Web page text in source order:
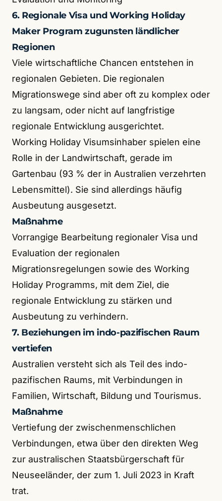
6. Regionale Visa und Working Holiday
Maker Program zugunsten ländlicher
Regionen
Viele wirtschaftliche Chancen entstehen in
regionalen Gebieten. Die regionalen
Migrationswege sind aber oft zu komplex oder
zu langsam, oder nicht auf langfristige
regionale Entwicklung ausgerichtet.
Working Holiday Visumsinhaber spielen eine
Rolle in der Landwirtschaft, gerade im
Gartenbau (93 % der in Australien verzehrten
Lebensmittel). Sie sind allerdings häufig
Ausbeutung ausgesetzt.
Maßnahme
Vorrangige Bearbeitung regionaler Visa und
Evaluation der regionalen
Migrationsregelungen sowie des Working
Holiday Programms, mit dem Ziel, die
regionale Entwicklung zu stärken und
Ausbeutung zu verhindern.
7. Beziehungen im indo-pazifischen Raum
vertiefen
Australien versteht sich als Teil des indo-
pazifischen Raums, mit Verbindungen in
Familien, Wirtschaft, Bildung und Tourismus.
Maßnahme
Vertiefung der zwischenmenschlichen
Verbindungen, etwa über den direkten Weg
zur australischen Staatsbürgerschaft für
Neuseeländer, der zum 1. Juli 2023 in Kraft
trat.